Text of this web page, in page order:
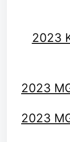
2023
2023
2023